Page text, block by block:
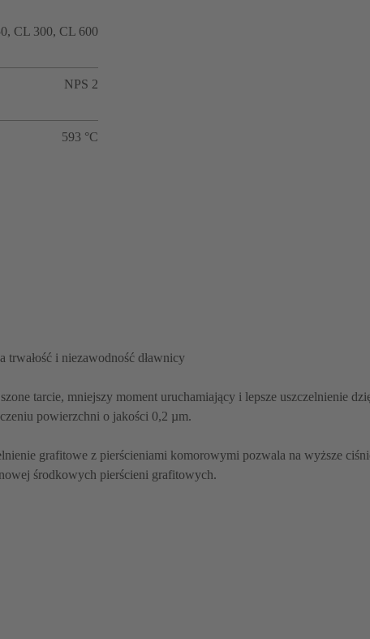
CL 300, CL 600
NPS 2
593 °C
trwałość i niezawodność dławnicy
tarcie, mniejszy moment uruchamiający i lepsze uszczelnienie
powierzchni o jakości 0,2 µm.
grafitowe z pierścieniami komorowymi pozwala na wyższe
środkowych pierścieni grafitowych.